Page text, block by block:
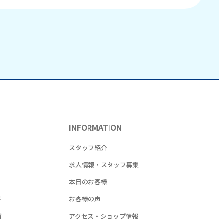
INFORMATION
スタッフ紹介
求人情報・スタッフ募集
本日のお客様
お客様の声
アクセス・ショップ情報